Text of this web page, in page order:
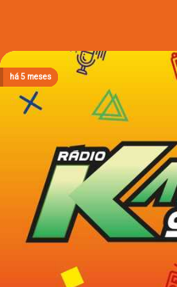
há 3 meses
há 3 meses
há 3 meses
há 3 meses
há 5 meses